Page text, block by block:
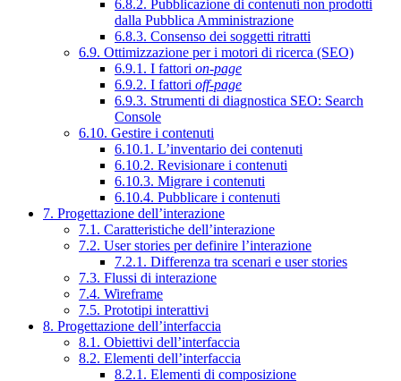
6.8.2. Pubblicazione di contenuti non prodotti
dalla Pubblica Amministrazione
6.8.3. Consenso dei soggetti ritratti
6.9. Ottimizzazione per i motori di ricerca (SEO)
6.9.1. I fattori on-page
6.9.2. I fattori off-page
6.9.3. Strumenti di diagnostica SEO: Search
Console
6.10. Gestire i contenuti
6.10.1. L’inventario dei contenuti
6.10.2. Revisionare i contenuti
6.10.3. Migrare i contenuti
6.10.4. Pubblicare i contenuti
7. Progettazione dell’interazione
7.1. Caratteristiche dell’interazione
7.2. User stories per definire l’interazione
7.2.1. Differenza tra scenari e user stories
7.3. Flussi di interazione
7.4. Wireframe
7.5. Prototipi interattivi
8. Progettazione dell’interfaccia
8.1. Obiettivi dell’interfaccia
8.2. Elementi dell’interfaccia
8.2.1. Elementi di composizione